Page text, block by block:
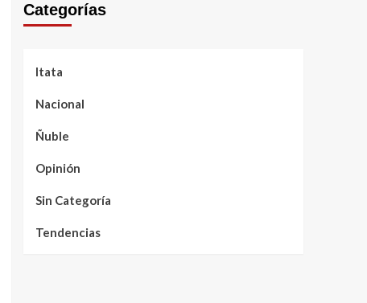
Categorías
Itata
Nacional
Ñuble
Opinión
Sin Categoría
Tendencias